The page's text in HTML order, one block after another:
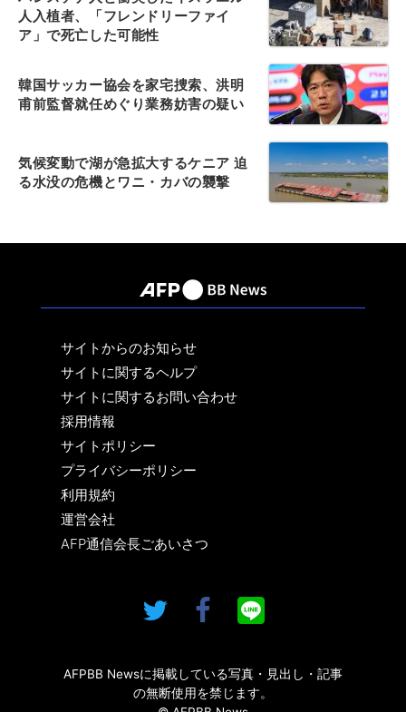
人入植者、「フレンドリーファイ
ア」で死亡した可能性
韓国サッカー協会を家宅捜索、洪明
甫前監督就任めぐり業務妨害の疑い
気候変動で湖が急拡大するケニア 迫
る水没の危機とワニ・カバの襲撃
サイトからのお知らせ
サイトに関するヘルプ
サイトに関するお問い合わせ
採用情報
サイトポリシー
プライバシーポリシー
利用規約
運営会社
AFP通信会長ごあいさつ
AFPBB Newsに掲載している写真・見出し・記事
の無断使用を禁じます。